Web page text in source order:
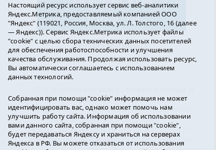
Погода в Ялуторовске
района2016-2023
Учредитель: АНО «ИИЦ « Ялуторовская жизнь».
Главный редактор: Вешкурцева С.П.
E-mail:yznaet@inbox.ruТел.: 8(34535)2-02-51
Регистрационный номер ЭЛ № ФС 77-64937 от
Настоящий ресурс использует сервис веб-аналитики
Яндекс.Метрика, предоставляемый компанией ООО
"Яндекс" (119021, Россия, Москва, ул. Л. Толстого, 16 (далее
— Яндекс)). Сервис Яндекс.Метрика использует файлы
"cookie" с целью сбора технических данных посетителей
для обеспечения работоспособности и улучшения
качества обслуживания. Продолжая использовать ресурс,
Вы автоматически соглашаетесь с использованием
данных технологий.
Собранная при помощи "cookie" информация не может
идентифицировать вас, однако может помочь нам
улучшить работу сайта. Информация об использовании
вами данного сайта, собранная при помощи "cookie",
будет передаваться Яндексу и храниться на серверах
Яндекса в РФ. Вы можете отказаться от использования